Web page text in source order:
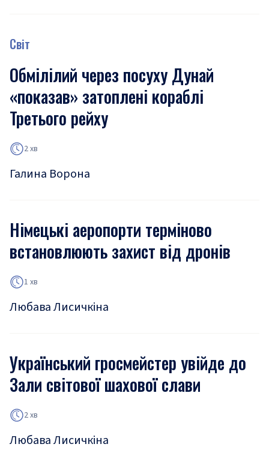
Світ
Обмілілий через посуху Дунай
«показав» затоплені кораблі
Третього рейху
2 хв
Галина Ворона
Німецькі аеропорти терміново
встановлюють захист від дронів
1 хв
Любава Лисичкіна
Український гросмейстер увійде до
Зали світової шахової слави
2 хв
Любава Лисичкіна